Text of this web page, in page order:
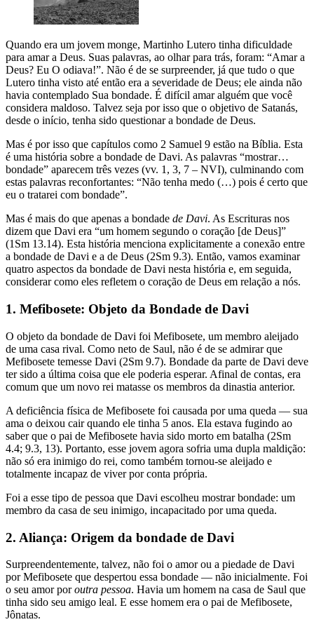
Quando era um jovem monge, Martinho Lutero tinha dificuldade
para amar a Deus. Suas palavras, ao olhar para trás, foram: “Amar a
Deus? Eu O odiava!”. Não é de se surpreender, já que tudo o que
Lutero tinha visto até então era a severidade de Deus; ele ainda não
havia contemplado Sua bondade. É difícil amar alguém que você
considera maldoso. Talvez seja por isso que o objetivo de Satanás,
desde o início, tenha sido questionar a bondade de Deus.
Mas é por isso que capítulos como 2 Samuel 9 estão na Bíblia. Esta
é uma história sobre a bondade de Davi. As palavras “mostrar…
bondade” aparecem três vezes (vv. 1, 3, 7 – NVI), culminando com
estas palavras reconfortantes: “Não tenha medo (…) pois é certo que
eu o tratarei com bondade”.
Mas é mais do que apenas a bondade de Davi. As Escrituras nos
dizem que Davi era “um homem segundo o coração [de Deus]”
(1Sm 13.14). Esta história menciona explicitamente a conexão entre
a bondade de Davi e a de Deus (2Sm 9.3). Então, vamos examinar
quatro aspectos da bondade de Davi nesta história e, em seguida,
considerar como eles refletem o coração de Deus em relação a nós.
1. Mefibosete: Objeto da Bondade de Davi
O objeto da bondade de Davi foi Mefibosete, um membro aleijado
de uma casa rival. Como neto de Saul, não é de se admirar que
Mefibosete temesse Davi (2Sm 9.7). Bondade da parte de Davi deve
ter sido a última coisa que ele poderia esperar. Afinal de contas, era
comum que um novo rei matasse os membros da dinastia anterior.
A deficiência física de Mefibosete foi causada por uma queda — sua
ama o deixou cair quando ele tinha 5 anos. Ela estava fugindo ao
saber que o pai de Mefibosete havia sido morto em batalha (2Sm
4.4; 9.3, 13). Portanto, esse jovem agora sofria uma dupla maldição:
não só era inimigo do rei, como também tornou-se aleijado e
totalmente incapaz de viver por conta própria.
Foi a esse tipo de pessoa que Davi escolheu mostrar bondade: um
membro da casa de seu inimigo, incapacitado por uma queda.
2. Aliança: Origem da bondade de Davi
Surpreendentemente, talvez, não foi o amor ou a piedade de Davi
por Mefibosete que despertou essa bondade — não inicialmente. Foi
o seu amor poroutra pessoa. Havia um homem na casa de Saul que
tinha sido seu amigo leal. E esse homem era o pai de Mefibosete,
Jônatas.